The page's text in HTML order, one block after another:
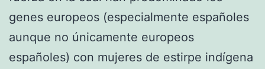
genes europeos (especialmente españoles
aunque no únicamente europeos
españoles) con mujeres de estirpe indígena